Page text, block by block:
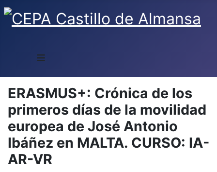
≡
ERASMUS+: Crónica de los
primeros días de la movilidad
europea de José Antonio
Ibáñez en MALTA. CURSO: IA-
AR-VR